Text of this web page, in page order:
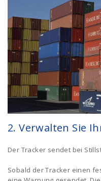
2. Verwalten Sie
Der Tracker sendet bei
Sobald der Tracker einen